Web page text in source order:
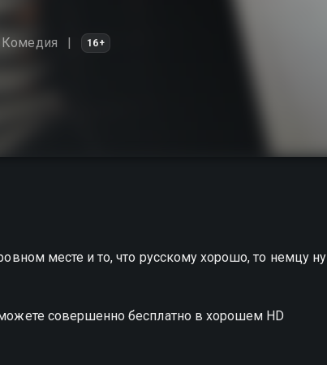
Комедия 16+
месте и то, что русскому хорошо, то немцу ну
совершенно бесплатно в хорошем HD